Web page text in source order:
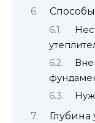
Глубина